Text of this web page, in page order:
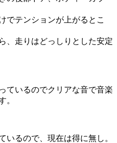
でテンションが上がるとこ
、走りはどっしりとした安定
ているのでクリアな音で音楽
。
いるので、現在は得に無し。